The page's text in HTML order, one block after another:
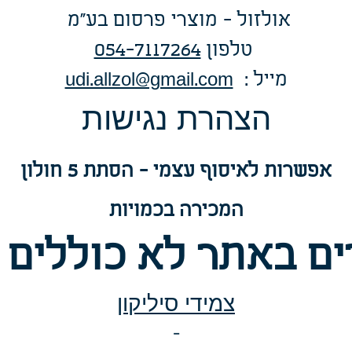
אולזול - מוצרי פרסום בע"מ
טלפון054-7117264
udi.allzol@gmail.com
: מייל
הצהרת נגישות
אפשרות לאיסוף עצמי - הסתת 5 חולון
המכירה בכמויות
באתר לא
צמידי סיליקון
-